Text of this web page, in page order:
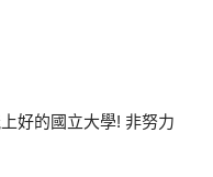
好的國立大學! 非努力